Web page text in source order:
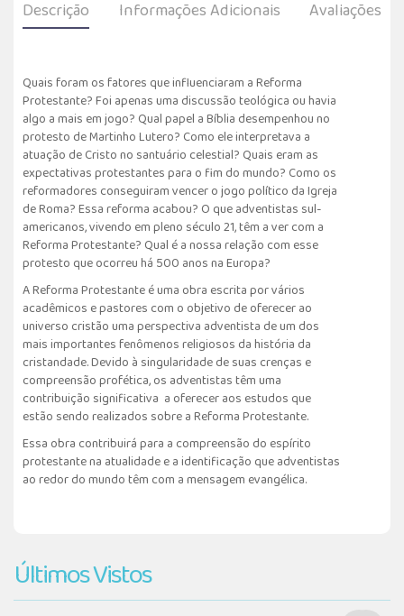
Descrição Informações Adicionais Avaliações
Quais foram os fatores que influenciaram a Reforma
Protestante? Foi apenas uma discussão teológica ou havia
algo a mais em jogo? Qual papel a Bíblia desempenhou no
protesto de Martinho Lutero? Como ele interpretava a
atuação de Cristo no santuário celestial? Quais eram as
expectativas protestantes para o fim do mundo? Como os
reformadores conseguiram vencer o jogo político da Igreja
de Roma? Essa reforma acabou? O que adventistas sul-
americanos, vivendo em pleno século 21, têm a ver com a
Reforma Protestante? Qual é a nossa relação com esse
protesto que ocorreu há 500 anos na Europa?
A Reforma Protestante é uma obra escrita por vários
acadêmicos e pastores com o objetivo de oferecer ao
universo cristão uma perspectiva adventista de um dos
mais importantes fenômenos religiosos da história da
cristandade. Devido à singularidade de suas crenças e
compreensão profética, os adventistas têm uma
contribuição significativa a oferecer aos estudos que
estão sendo realizados sobre a Reforma Protestante.
Essa obra contribuirá para a compreensão do espírito
protestante na atualidade e a identificação que adventistas
ao redor do mundo têm com a mensagem evangélica.
Últimos Vistos